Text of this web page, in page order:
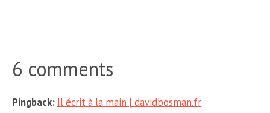
6 comments
Pingback: Il écrit à la main | davidbosman.fr